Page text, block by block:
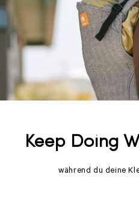
Keep Doing
während du deine